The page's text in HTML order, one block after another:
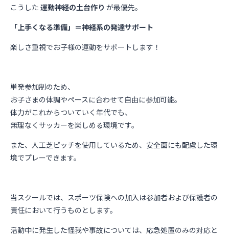
こうした 運動神経の土台作り が最優先。
「上手くなる準備」＝神経系の発達サポート
楽しさ重視でお子様の運動をサポートします！
単発参加制のため、
お子さまの体調やペースに合わせて自由に参加可能。
体力がこれからついていく年代でも、
無理なくサッカーを楽しめる環境です。
また、人工芝ピッチを使用しているため、安全面にも配慮した環
境でプレーできます。
当スクールでは、スポーツ保険への加入は参加者および保護者の
責任において行うものとします。
活動中に発生した怪我や事故については、応急処置のみの対応と